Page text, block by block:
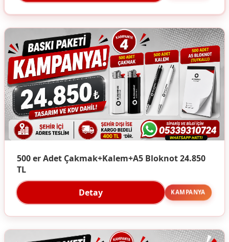
500 er Adet Çakmak+Kalem+A5 Bloknot 24.850
TL
Detay KAMPANYA